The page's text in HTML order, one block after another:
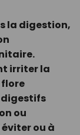
la digestion,
irriter la
digestifs
ou
ou à